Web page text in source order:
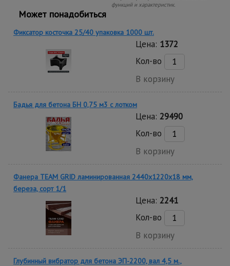
функций и характеристик.
Может понадобиться
Фиксатор косточка 25/40 упаковка 1000 шт.
Цена: 1372
Кол-во
В корзину
Бадья для бетона БН 0,75 м3 с лотком
Цена: 29490
Кол-во
В корзину
Фанера TEAM GRID ламинированная 2440х1220х18 мм,
береза, сорт 1/1
Цена: 2241
Кол-во
В корзину
Глубинный вибратор для бетона ЭП-2200, вал 4,5 м.,